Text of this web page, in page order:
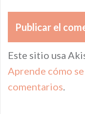
Este sitio usa
Aprende cómo
comentarios.